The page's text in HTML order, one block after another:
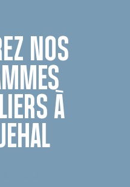
NOS
À